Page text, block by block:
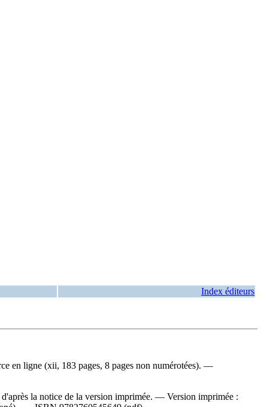
Index éditeurs
en ligne (xii, 183 pages, 8 pages non numérotées). —
la notice de la version imprimée. — Version imprimée :